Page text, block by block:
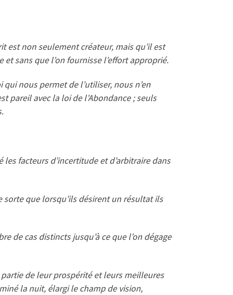
est non seulement créateur, mais qu’il est
sans que l’on fournisse l’effort approprié.
nous permet de l’utiliser, nous n’en
pareil avec la loi de l’Abondance ; seuls
facteurs d’incertitude et d’arbitraire dans
sorte que lorsqu’ils désirent un résultat ils
de cas distincts jusqu’à ce que l’on dégage
de leur prospérité et leurs meilleures
la nuit, élargi le champ de vision,